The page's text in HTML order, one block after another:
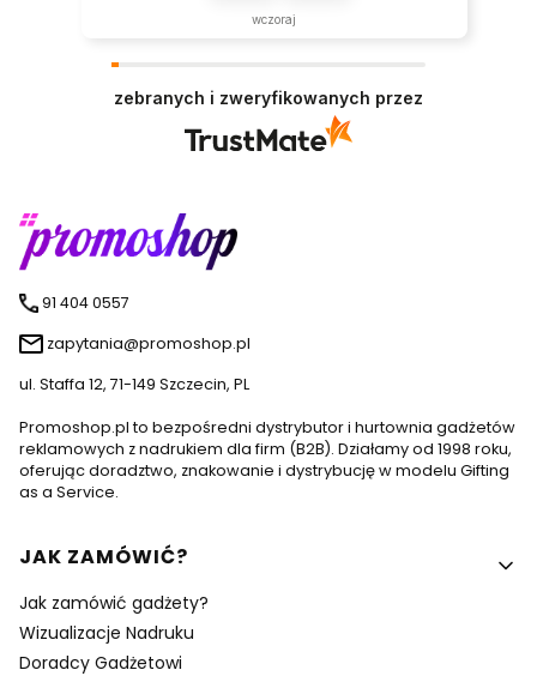
wczoraj
zebranych i zweryfikowanych przez
91 404 0557
zapytania@promoshop.pl
ul. Staffa 12, 71-149 Szczecin, PL
Promoshop.pl to bezpośredni dystrybutor i hurtownia gadżetów
reklamowych z nadrukiem dla firm (B2B). Działamy od 1998 roku,
oferując doradztwo, znakowanie i dystrybucję w modelu Gifting
as a Service.
Linki w stopce
JAK ZAMÓWIĆ?
Jak zamówić gadżety?
Wizualizacje Nadruku
Doradcy Gadżetowi